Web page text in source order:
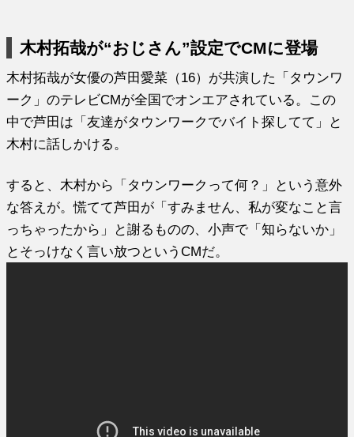
木村拓哉が“おじさん”設定でCMに登場
木村拓哉が女優の芦田愛菜（16）が共演した「タウンワ
ーク」のテレビCMが全国でオンエアされている。この
中で芦田は「友達がタウンワークでバイト探してて」と
木村に話しかける。
すると、木村から「タウンワークって何？」という意外
な答えが。慌てて芦田が「すみません、私が変なこと言
っちゃったから」と謝るものの、小声で「知らないか」
とそっけなく言い放つというCMだ。